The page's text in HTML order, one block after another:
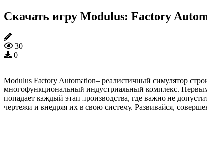
Скачать игру Modulus: Factory
30
0
Modulus Factory Automation– реалистичный симулятор
многофункциональный индустриальный комплекс.
попадает каждый этап производства, где важно не
чертежи и внедряя их в свою систему. Развивайся,